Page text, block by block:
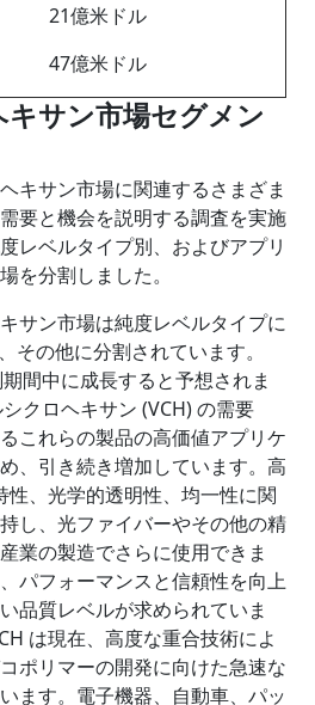
21億米ドル
47億米ドル
サン市場セグメン
キサン市場に関連するさまざま
要と機会を説明する調査を実施
レベルタイプ別、およびアプリ
を分割しました。
サン市場は純度レベルタイプに
その他に分割されています。
間中に成長すると予想されま
クロヘキサン (VCH) の需要
これらの製品の高価値アプリケ
、引き続き増加しています。高
性、光学的透明性、均一性に関
し、光ファイバーやその他の精
業の製造でさらに使用できま
パフォーマンスと信頼性を向上
品質レベルが求められていま
は現在、高度な重合技術によ
ポリマーの開発に向けた急速な
ます。電子機器、自動車、パッ